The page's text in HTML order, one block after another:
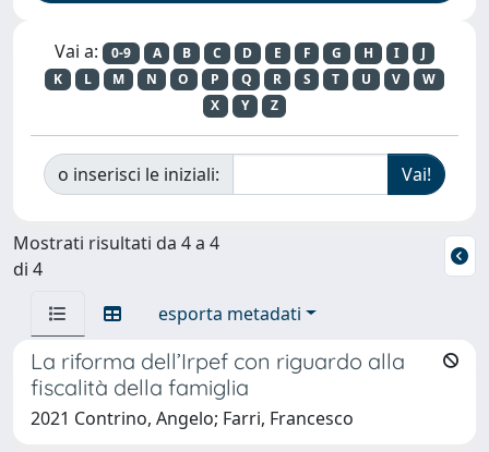
Vai a: 0-9 A B C D E F G H I
J
K
L M N O P Q R S T U V
W
X
Y Z
o inserisci le iniziali:
Mostrati risultati da 4 a 4
di 4
esporta metadati
La riforma dell’Irpef con riguardo alla
fiscalità della famiglia
2021 Contrino, Angelo; Farri, Francesco